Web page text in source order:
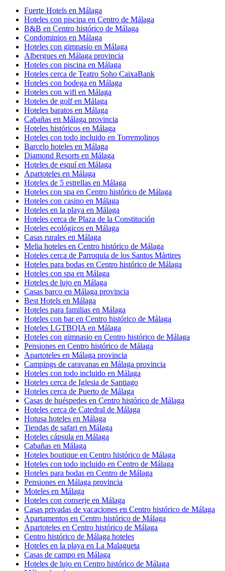
Fuerte Hotels en Málaga
Hoteles con piscina en Centro de Málaga
B&B en Centro histórico de Málaga
Condominios en Málaga
Hoteles con gimnasio en Málaga
Albergues en Málaga provincia
Hoteles con piscina en Málaga
Hoteles cerca de Teatro Soho CaixaBank
Hoteles con bodega en Málaga
Hoteles con wifi en Málaga
Hoteles de golf en Málaga
Hoteles baratos en Málaga
Cabañas en Málaga provincia
Hoteles históricos en Málaga
Hoteles con todo incluido en Torremolinos
Barcelo hoteles en Málaga
Diamond Resorts en Málaga
Hoteles de esquí en Málaga
Apartoteles en Málaga
Hoteles de 5 estrellas en Málaga
Hoteles con spa en Centro histórico de Málaga
Hoteles con casino en Málaga
Hoteles en la playa en Málaga
Hoteles cerca de Plaza de la Constitución
Hoteles ecológicos en Málaga
Casas rurales en Málaga
Melia hoteles en Centro histórico de Málaga
Hoteles cerca de Parroquia de los Santos Mártires
Hoteles para bodas en Centro histórico de Málaga
Hoteles con spa en Málaga
Hoteles de lujo en Málaga
Casas barco en Málaga provincia
Best Hotels en Málaga
Hoteles para familias en Málaga
Hoteles con bar en Centro histórico de Málaga
Hoteles LGTBQIA en Málaga
Hoteles con gimnasio en Centro histórico de Málaga
Pensiones en Centro histórico de Málaga
Apartoteles en Málaga provincia
Campings de caravanas en Málaga provincia
Hoteles con todo incluido en Málaga
Hoteles cerca de Iglesia de Santiago
Hoteles cerca de Puerto de Málaga
Casas de huéspedes en Centro histórico de Málaga
Hoteles cerca de Catedral de Málaga
Hotusa hoteles en Málaga
Tiendas de safari en Málaga
Hoteles cápsula en Málaga
Cabañas en Málaga
Hoteles boutique en Centro histórico de Málaga
Hoteles con todo incluido en Centro de Málaga
Hoteles para bodas en Centro de Málaga
Pensiones en Málaga provincia
Moteles en Málaga
Hoteles con conserje en Málaga
Casas privadas de vacaciones en Centro histórico de Málaga
Apartamentos en Centro histórico de Málaga
Apartoteles en Centro histórico de Málaga
Centro histórico de Málaga hoteles
Hoteles en la playa en La Malagueta
Casas de campo en Málaga
Hoteles de lujo en Centro histórico de Málaga